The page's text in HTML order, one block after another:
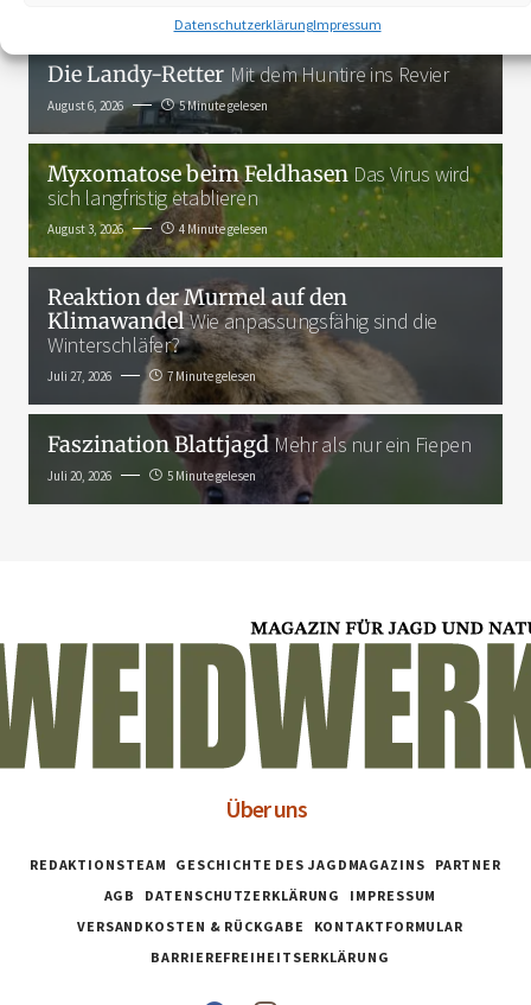
DatenschutzerklärungImpressum
Die Landy-Retter Mit dem Huntire ins Revier
August 6, 2026 5 Minute gelesen
Myxomatose beim Feldhasen Das Virus wird
sich langfristig etablieren
August 3, 2026 4 Minute gelesen
Reaktion der Murmel auf den
KlimawandelWie anpassungsfähig sind die
Winterschläfer?
Juli 27, 2026 7 Minute gelesen
Faszination BlattjagdMehr als nur ein Fiepen
Juli 20, 2026 5 Minute gelesen
Über uns
REDAKTIONSTEAM GESCHICHTE DES JAGDMAGAZINS
PARTNER
AGB
DATENSCHUTZERKLÄRUNG
IMPRESSUM
VERSANDKOSTEN & RÜCKGABE
KONTAKTFORMULAR
BARRIEREFREIHEITSERKLÄRUNG